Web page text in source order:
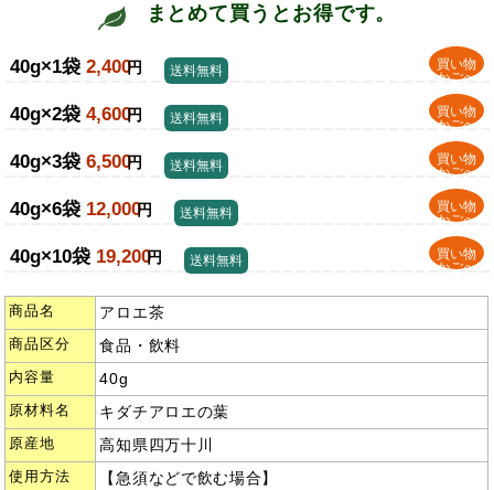
まとめて買うとお得です。
40g×1袋 2,400円
買い物
かごへ
送料無料
40g×2袋 4,600円
買い物
かごへ
送料無料
40g×3袋 6,500円
買い物
かごへ
送料無料
40g×6袋 12,000円
買い物
かごへ
送料無料
40g×10袋 19,200円
買い物
かごへ
送料無料
商品名 アロエ茶
商品区分 食品・飲料
内容量 40g
原材料名 キダチアロエの葉
原産地 高知県四万十川
使用方法
【急須などで飲む場合】